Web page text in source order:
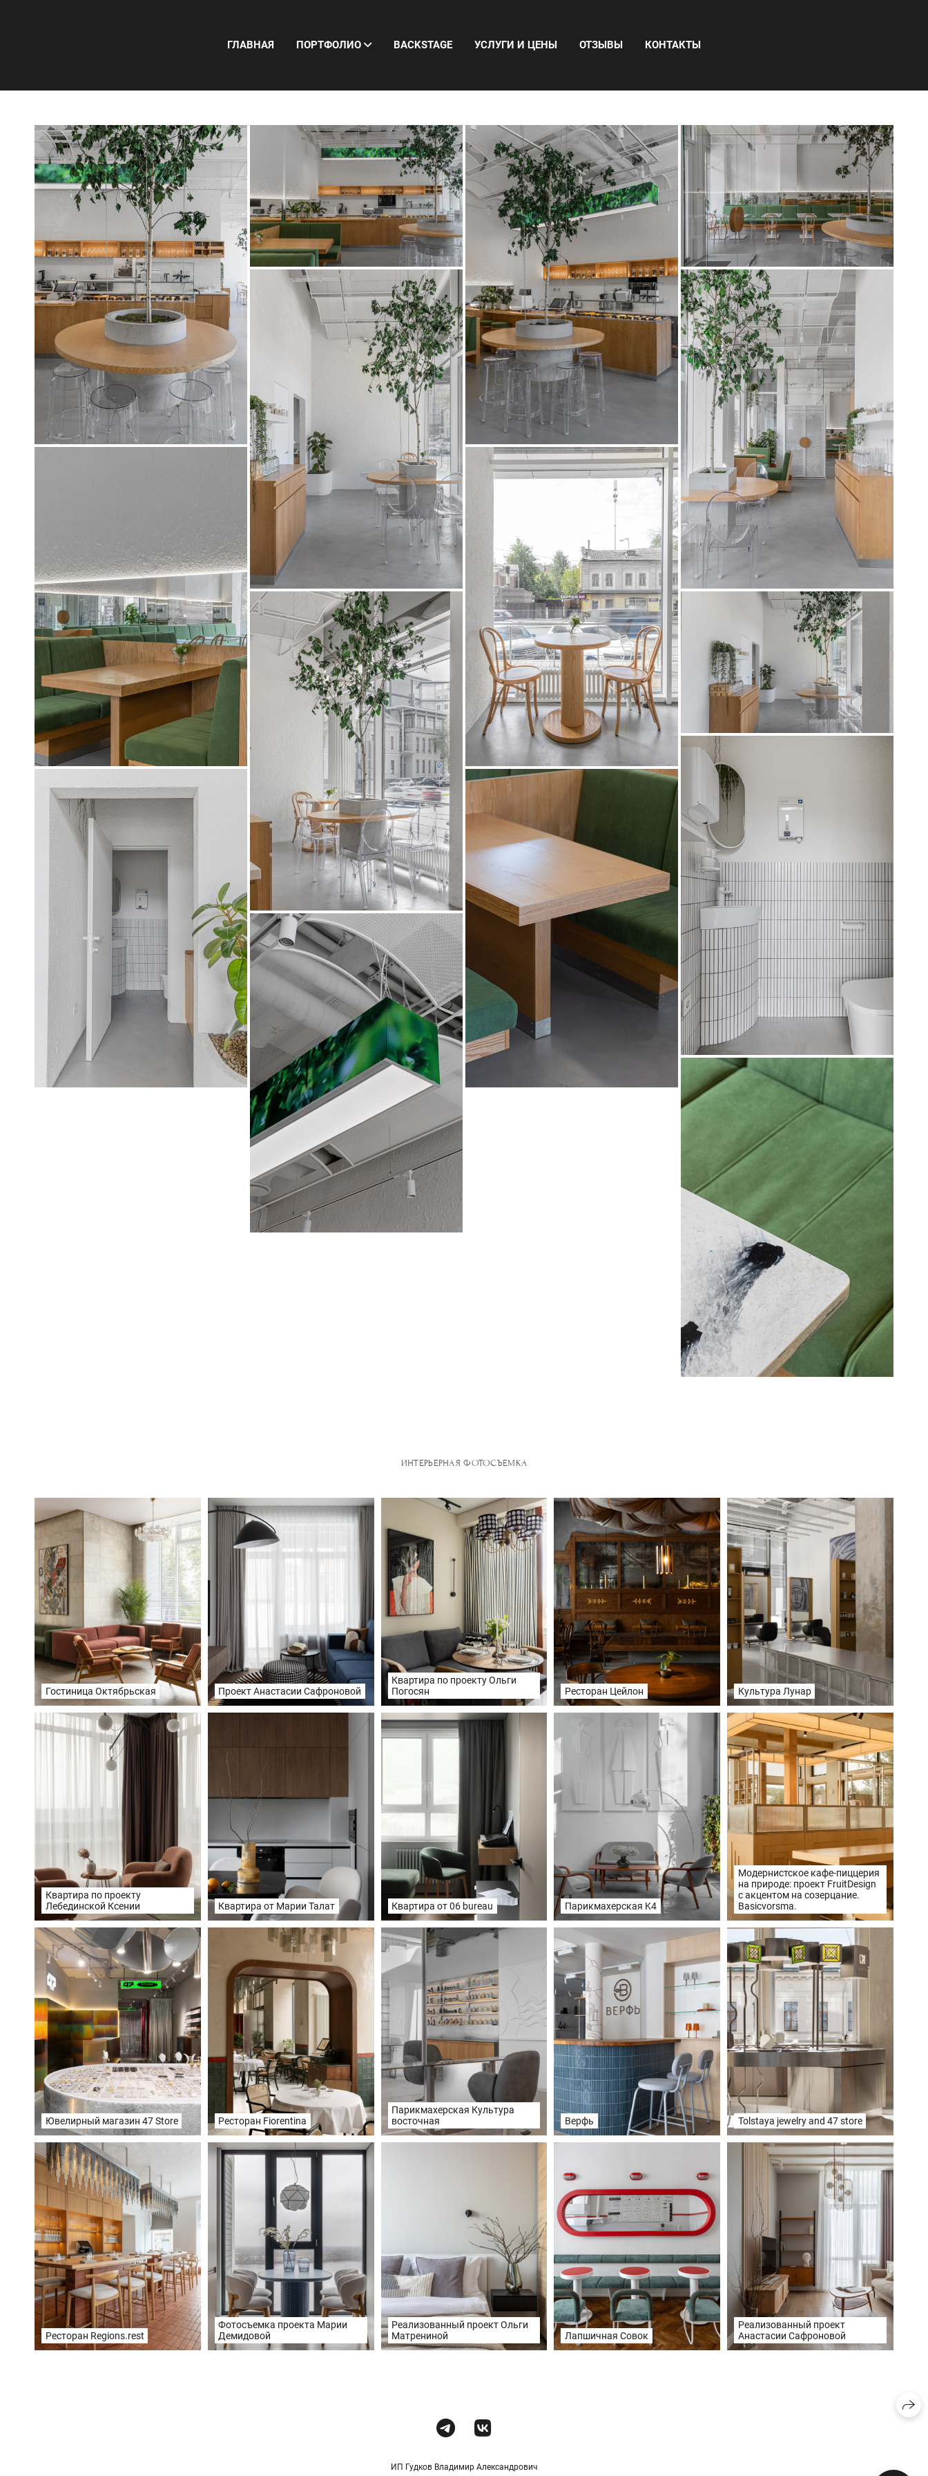
ГЛАВНАЯ ПОРТФОЛИО BACKSTAGE УСЛУГИ И ЦЕНЫ ОТЗЫВЫ КОНТАКТЫ
ИНТЕРЬЕРНАЯ ФОТОСЪЕМКА
Гостиница Октябрьская Проект Анастасии Сафроновой
Квартира по проекту Ольги
Погосян
Ресторан Цейлон Культура Лунар
Квартира по проекту
Лебединской Ксении
Квартира от Марии Талат Квартира от 06 bureau Парикмахерская K4
Модернистское кафе-пиццерия
на природе: проект FruitDesign
с акцентом на созерцание.
Basicvorsma.
Ювелирный магазин 47 Store Ресторан Fiorentina
Парикмахерская Культура
восточная
Верфь Tolstaya jewelry and 47 store
Ресторан Regions.rest
Фотосъемка проекта Марии
Демидовой
Реализованный проект Ольги
Матрениной
Лапшичная Совок
Реализованный проект
Анастасии Сафроновой
ИП Гудков Владимир Александрович